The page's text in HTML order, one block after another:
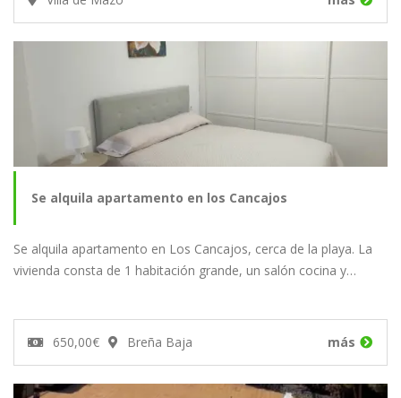
Se alquila apartamento en los Cancajos
Se alquila apartamento en Los Cancajos, cerca de la playa. La
vivienda consta de 1 habitación grande, un salón cocina y…
650,00€ Breña Baja más